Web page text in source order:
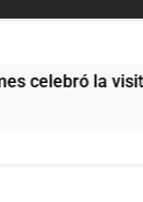
la visita del